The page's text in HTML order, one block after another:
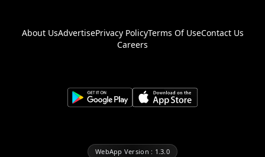
About UsAdvertisePrivacy PolicyTerms Of UseContact Us
Careers
WebApp Version : 1.3.0